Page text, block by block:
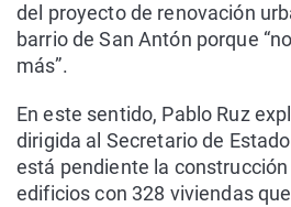
del proyecto de renovación
barrio de San Antón porque
más”.
En este sentido, Pablo Ruz
dirigida al Secretario de
está pendiente la
edificios con 328 viviendas